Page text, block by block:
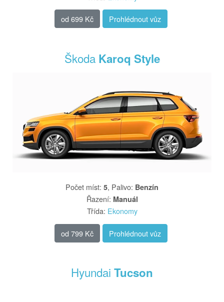
od 699 Kč Prohlédnout vůz
Škoda Karoq Style
Počet míst: 5, Palivo: Benzín
Řazení: Manuál
Třída: Ekonomy
od 799 Kč Prohlédnout vůz
Hyundai Tucson